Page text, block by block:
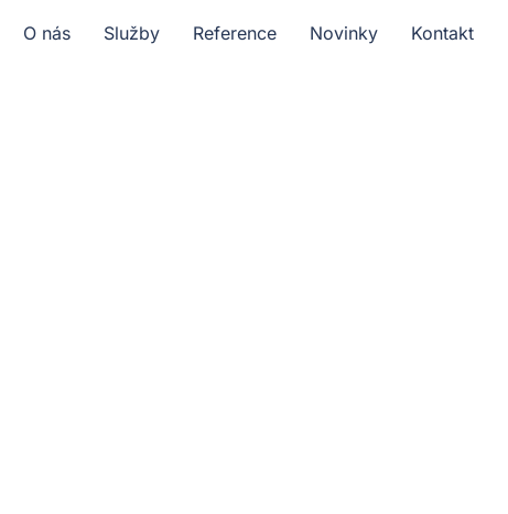
O nás Služby Reference Novinky Kontakt